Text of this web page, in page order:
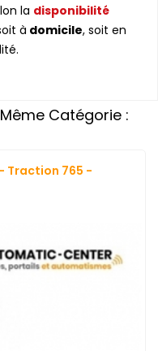
la disponibilité
à domicile, soit en
Catégorie :
Traction 765 -